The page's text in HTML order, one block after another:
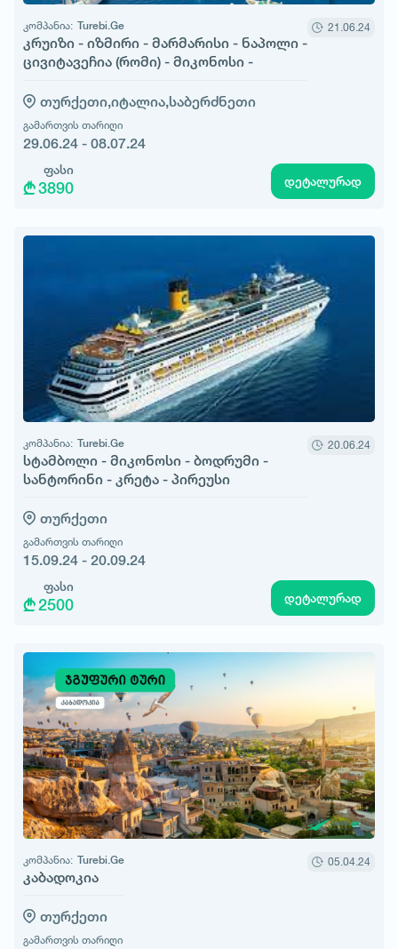
კომპანია: Turebi.Ge
კრუიზი - იზმირი - მარმარისი - ნაპოლი -
ცივიტავეჩია (რომი) - მიკონოსი -
21.06.24
თურქეთი,იტალია,საბერძნეთი
გამართვის თარიღი
29.06.24 - 08.07.24
ფასი
3890 დეტალურად
კომპანია: Turebi.Ge
სტამბოლი - მიკონოსი - ბოდრუმი -
სანტორინი - კრეტა - პირეუსი
20.06.24
თურქეთი
გამართვის თარიღი
15.09.24 - 20.09.24
ფასი
2500 დეტალურად
კომპანია: Turebi.Ge
კაბადოკია
05.04.24
თურქეთი
გამართვის თარიღი